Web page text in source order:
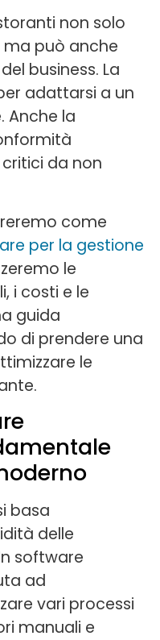
non solo
ma può anche
business. La
adattarsi a un
Anche la
da non
come
per la gestione
le
i costi e le
guida
di prendere una
le
basa
delle
software
ad
vari processi
manuali e